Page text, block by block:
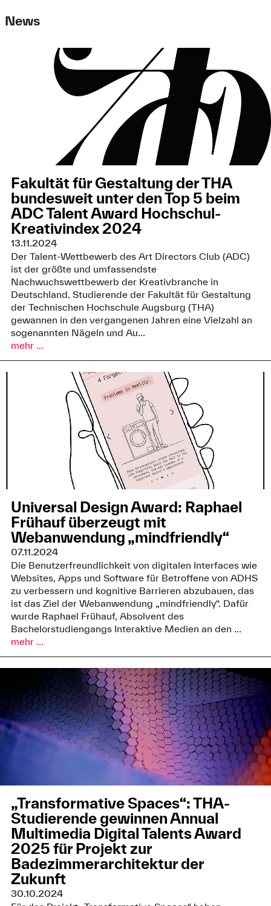
News
Fakultät für Gestaltung der THA
bundesweit unter den Top 5 beim
ADC Talent Award Hochschul-
Kreativindex 2024
13.11.2024
Der Talent-Wettbewerb des Art Directors Club (ADC)
ist der größte und umfassendste
Nachwuchswettbewerb der Kreativbranche in
Deutschland. Studierende der Fakultät für Gestaltung
der Technischen Hochschule Augsburg (THA)
gewannen in den vergangenen Jahren eine Vielzahl an
sogenannten Nägeln und Au...
mehr ...
Universal Design Award: Raphael
Frühauf überzeugt mit
Webanwendung „mindfriendly“
07.11.2024
Die Benutzerfreundlichkeit von digitalen Interfaces wie
Websites, Apps und Software für Betroffene von ADHS
zu verbessern und kognitive Barrieren abzubauen, das
ist das Ziel der Webanwendung „mindfriendly“. Dafür
wurde Raphael Frühauf, Absolvent des
Bachelorstudiengangs Interaktive Medien an den ...
mehr ...
„Transformative Spaces“: THA-
Studierende gewinnen Annual
Multimedia Digital Talents Award
2025 für Projekt zur
Badezimmerarchitektur der
Zukunft
30.10.2024